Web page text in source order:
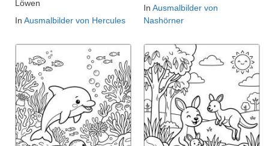
Löwen
In Ausmalbilder von Hercules
In Ausmalbilder von
Nashörner